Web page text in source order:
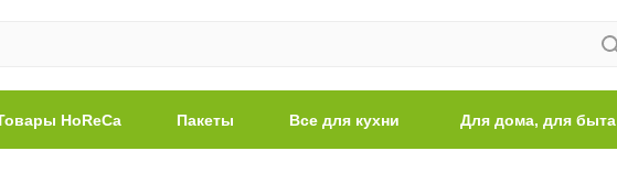
HoReCa Пакеты Все для кухни Для дома, для быта